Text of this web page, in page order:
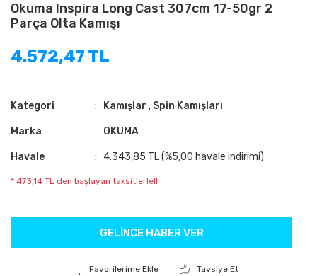
Okuma Inspira Long Cast 307cm 17-50gr 2
Parça Olta Kamışı
4.572,47 TL
Kategori Kamışlar , Spin Kamışları
Marka OKUMA
Havale 4.343,85 TL (%5,00 havale indirimi)
* 473,14 TL den başlayan taksitlerle!!
GELİNCE HABER VER
Tavsiye Et